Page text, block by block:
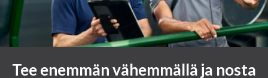
Tee enemmän vähemmällä ja nosta